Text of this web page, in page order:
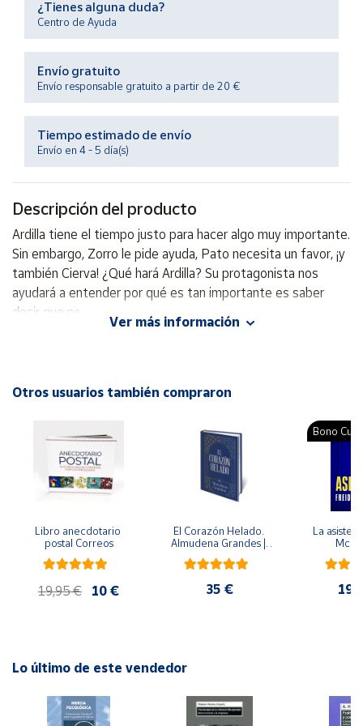
Productos
Solidarios
Ayuda
Centro
de ayuda
Contacto
Vendedores
Mapa de
vendedores
Hazte
vendedor
Cuenta
Península
Baleares
¿Tienes alguna duda?
Centro de Ayuda
Envío gratuito
Envío responsable gratuito a partir de 20 €
Tiempo estimado de envío
Envío en 4 - 5 día(s)
Descripción del producto
Ardilla tiene el tiempo justo para hacer algo muy importante.
Sin embargo, Zorro le pide ayuda, Pato necesita un favor, ¡y
también Cierva! ¿Qué hará Ardilla? Su protagonista nos
ayudará a entender por qué es tan importante es saber
decir que no.
ISBN: 9788418599668
Ver más información
Otros usuarios también compraron
Libro anecdotario
postal Correos
19,95 € 10 €
El Corazón Helado.
Almudena Grandes |
Edición especial de
lujo | Libro con sello y
35 €
Bono
La
Lo último de este vendedor